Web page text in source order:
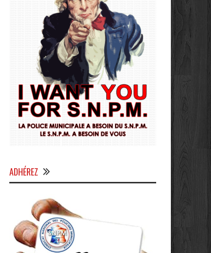
ADHÉREZ